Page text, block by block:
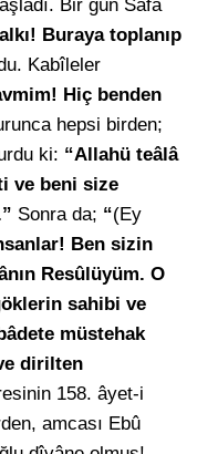
Bir gün Safa
Buraya toplanıp
Kabîleler
Hiç benden
hepsi birden;
ki: “Allahü teâlâ
ve beni size
Sonra da; “(Ey
Ben sizin
Resûlüyüm. O
sahibi ve
müstehak
dirilten
158. âyet-i
amcası Ebû